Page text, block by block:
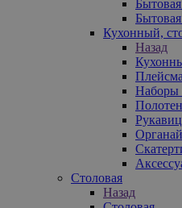
Кухонный,
Назад
Наборы
Столовая
Назад